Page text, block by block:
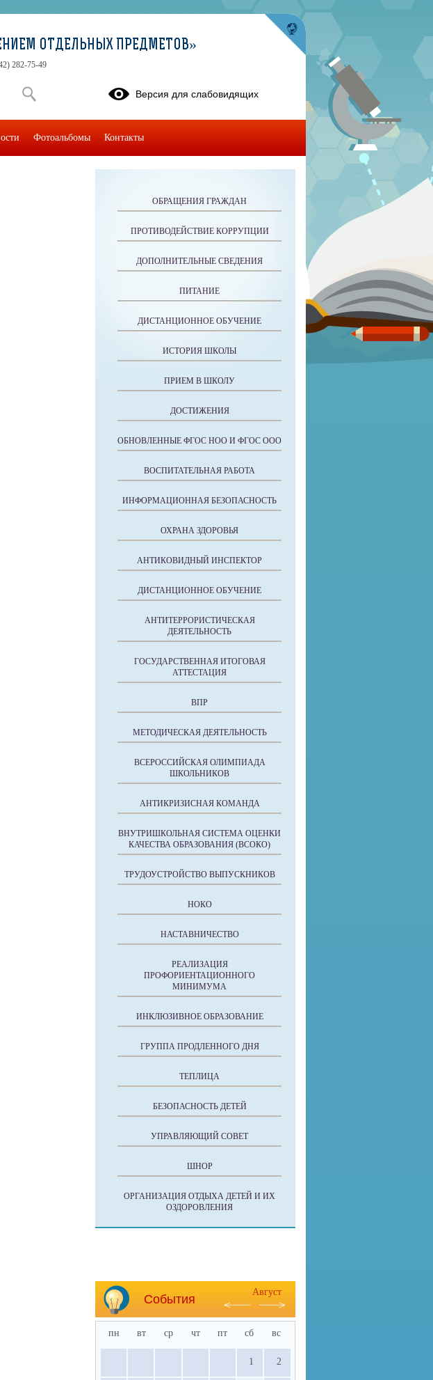
ОБРАЩЕНИЯ ГРАЖДАН
ПРОТИВОДЕЙСТВИЕ КОРРУПЦИИ
ДОПОЛНИТЕЛЬНЫЕ СВЕДЕНИЯ
ПИТАНИЕ
ДИСТАНЦИОННОЕ ОБУЧЕНИЕ
ИСТОРИЯ ШКОЛЫ
ПРИЕМ В ШКОЛУ
ДОСТИЖЕНИЯ
ОБНОВЛЕННЫЕ ФГОС НОО И ФГОС ООО
ВОСПИТАТЕЛЬНАЯ РАБОТА
ИНФОРМАЦИОННАЯ БЕЗОПАСНОСТЬ
ОХРАНА ЗДОРОВЬЯ
АНТИКОВИДНЫЙ ИНСПЕКТОР
ДИСТАНЦИОННОЕ ОБУЧЕНИЕ
АНТИТЕРРОРИСТИЧЕСКАЯ
ДЕЯТЕЛЬНОСТЬ
ГОСУДАРСТВЕННАЯ ИТОГОВАЯ
АТТЕСТАЦИЯ
ВПР
МЕТОДИЧЕСКАЯ ДЕЯТЕЛЬНОСТЬ
ВСЕРОССИЙСКАЯ ОЛИМПИАДА
ШКОЛЬНИКОВ
АНТИКРИЗИСНАЯ КОМАНДА
ВНУТРИШКОЛЬНАЯ СИСТЕМА ОЦЕНКИ
КАЧЕСТВА ОБРАЗОВАНИЯ (ВСОКО)
ТРУДОУСТРОЙСТВО ВЫПУСКНИКОВ
НОКО
НАСТАВНИЧЕСТВО
РЕАЛИЗАЦИЯ
ПРОФОРИЕНТАЦИОННОГО
МИНИМУМА
ИНКЛЮЗИВНОЕ ОБРАЗОВАНИЕ
ГРУППА ПРОДЛЕННОГО ДНЯ
ТЕПЛИЦА
БЕЗОПАСНОСТЬ ДЕТЕЙ
УПРАВЛЯЮЩИЙ СОВЕТ
ШНОР
ОРГАНИЗАЦИЯ ОТДЫХА ДЕТЕЙ И ИХ
ОЗДОРОВЛЕНИЯ
События
Август
пн вт ср чт пт сб вс
1 2
ОТДЕЛЬНЫХ ПРЕДМЕТОВ»
282-75-49
Версия для слабовидящих
Фотоальбомы Контакты